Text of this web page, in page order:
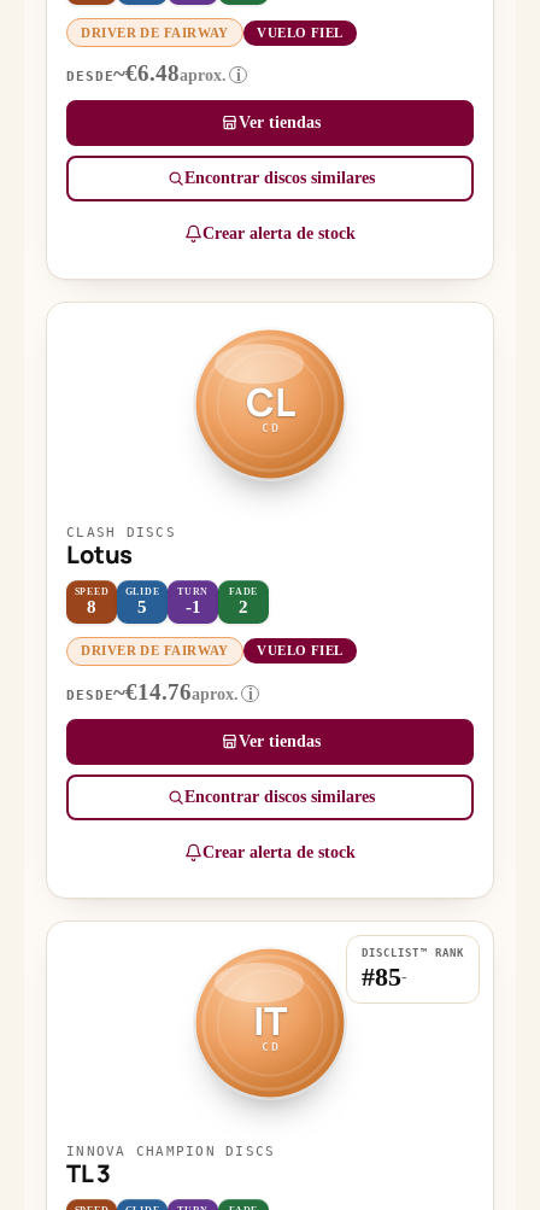
DRIVER DE FAIRWAY VUELO FIEL
DESDE~€6.48aprox. i
Ver tiendas
Encontrar discos similares
Crear alerta de stock
CL
CD
CLASH DISCS
Lotus
SPEED
8
GLIDE
5
TURN
-1
FADE
2
DRIVER DE FAIRWAY VUELO FIEL
DESDE~€14.76aprox. i
Ver tiendas
Encontrar discos similares
Crear alerta de stock
IT
CD
DISCLIST™ RANK
#85-
INNOVA CHAMPION DISCS
TL 3